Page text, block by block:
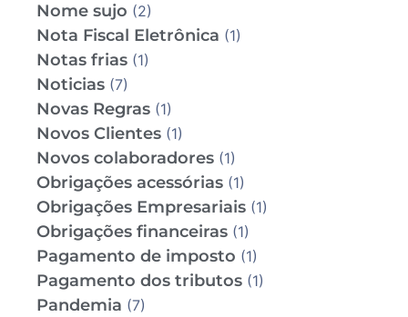
Nome sujo (2)
Nota Fiscal Eletrônica (1)
Notas frias (1)
Noticias (7)
Novas Regras (1)
Novos Clientes (1)
Novos colaboradores (1)
Obrigações acessórias (1)
Obrigações Empresariais (1)
Obrigações financeiras (1)
Pagamento de imposto (1)
Pagamento dos tributos (1)
Pandemia (7)